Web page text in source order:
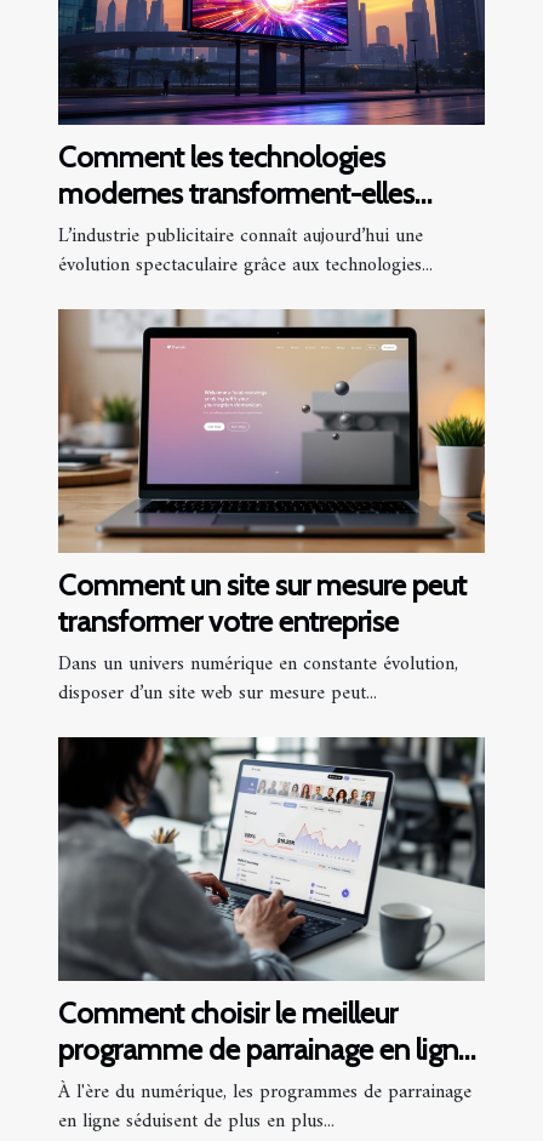
Comment les technologies
modernes transforment-elles
l'industrie publicitaire ?
L’industrie publicitaire connaît aujourd’hui une
évolution spectaculaire grâce aux technologies...
Comment un site sur mesure peut
transformer votre entreprise
Dans un univers numérique en constante évolution,
disposer d’un site web sur mesure peut...
Comment choisir le meilleur
programme de parrainage en ligne
?
À l'ère du numérique, les programmes de parrainage
en ligne séduisent de plus en plus...